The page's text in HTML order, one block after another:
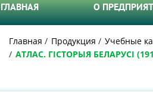
ГЛАВНАЯ О
Главная Продукция Учебные
АТЛАС. ГІСТОРЫЯ БЕЛАРУСІ